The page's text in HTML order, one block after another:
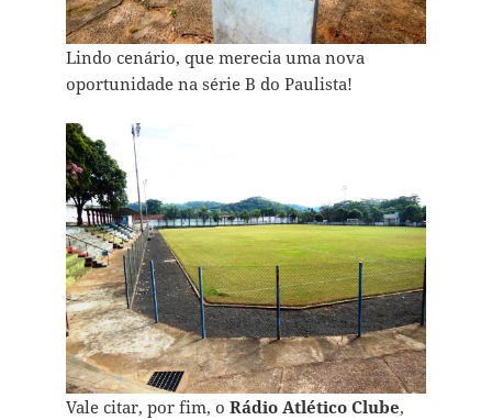
Lindo cenário, que merecia uma nova
oportunidade na série B do Paulista!
Vale citar, por fim, o Rádio Atlético Clube,